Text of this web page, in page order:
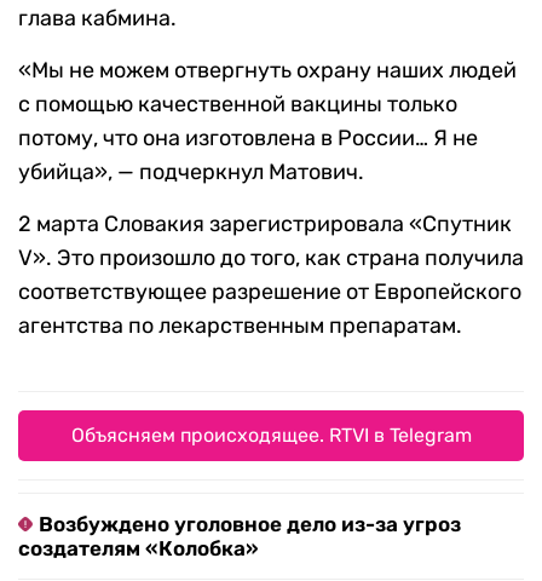
глава кабмина.
«Мы не можем отвергнуть охрану наших людей
с помощью качественной вакцины только
потому, что она изготовлена в России… Я не
убийца», — подчеркнул Матович.
2 марта Словакия зарегистрировала «Спутник
V». Это произошло до того, как страна получила
соответствующее разрешение от Европейского
агентства по лекарственным препаратам.
Объясняем происходящее. RTVI в Telegram
Возбуждено уголовное дело из-за угроз
создателям «Колобка»